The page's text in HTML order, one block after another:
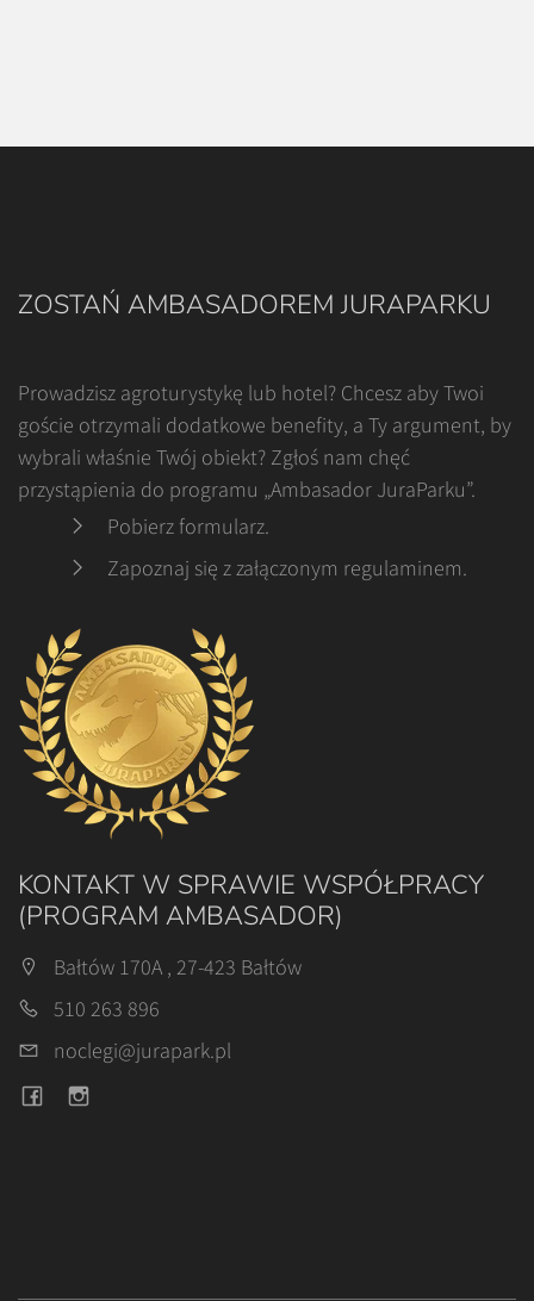
ZOSTAŃ AMBASADOREM JURAPARKU
Prowadzisz agroturystykę lub hotel? Chcesz aby Twoi
goście otrzymali dodatkowe benefity, a Ty argument, by
wybrali właśnie Twój obiekt? Zgłoś nam chęć
przystąpienia do programu „Ambasador JuraParku”.
Pobierz formularz.
Zapoznaj się z załączonym regulaminem.
KONTAKT W SPRAWIE WSPÓŁPRACY
(PROGRAM AMBASADOR)
Bałtów 170A , 27-423 Bałtów
510 263 896
noclegi@jurapark.pl